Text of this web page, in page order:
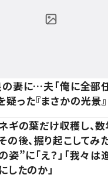
の妻に…夫「俺に全部
った『まさかの光景
ギの葉だけ収穫し、
の後、掘り起こして
姿”に「え？」「我々
したのか」